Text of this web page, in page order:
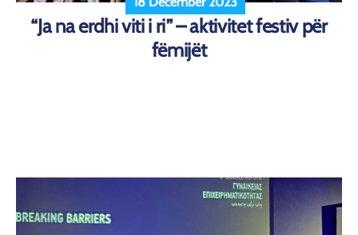
“Ja na erdhi viti i ri” – aktivitet festiv për
fëmijët